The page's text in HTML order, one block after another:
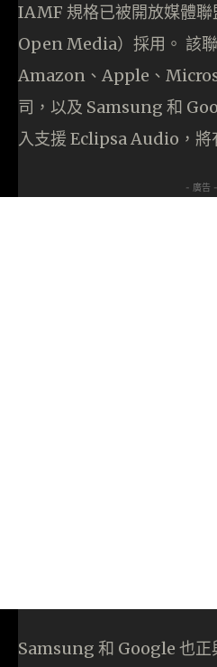
IAMF 規格已被開放媒體
Open Media）採用。 該
Amazon、Apple、
司，以及 Samsung 和
入支援 Eclipsa Audio，將
- 廣告 -
Samsung 和 Google 也正